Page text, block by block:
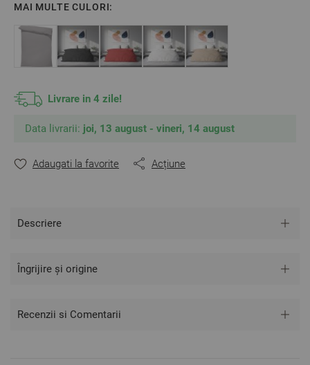
sau tonalitatea.
MAI MULTE CULORI:
Livrare in 4 zile!
Data livrarii: joi, 13 august - vineri, 14 august
Adaugati la favorite Acțiune
Descriere
Îngrijire și origine
Recenzii si Comentarii